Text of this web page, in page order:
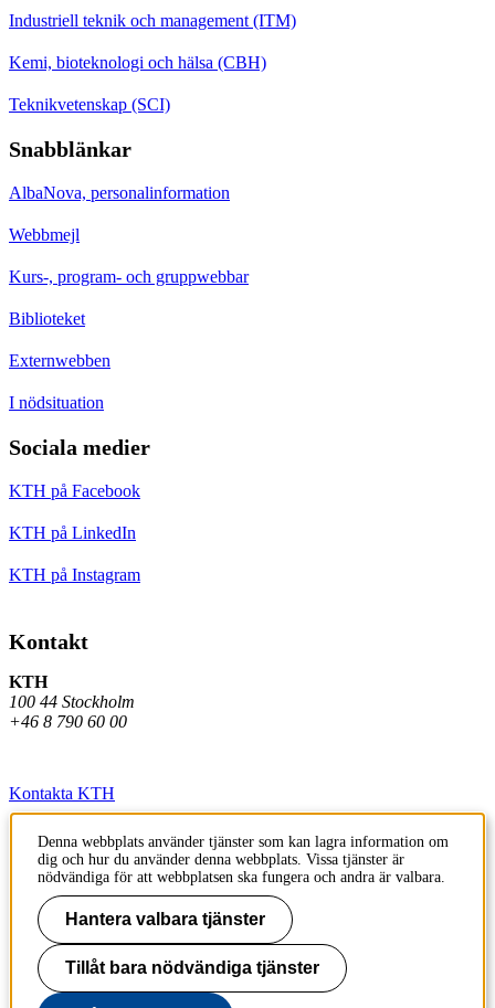
Industriell teknik och management (ITM)
Kemi, bioteknologi och hälsa (CBH)
Teknikvetenskap (SCI)
Snabblänkar
AlbaNova, personalinformation
Webbmejl
Kurs-, program- och gruppwebbar
Biblioteket
Externwebben
I nödsituation
Sociala medier
KTH på Facebook
KTH på LinkedIn
KTH på Instagram
Kontakt
KTH
100 44 Stockholm
+46 8 790 60 00
Kontakta KTH
Jobba på KTH
Press och media
Faktura och betalning KTH
Om KTH:s webbplatser
Tillgänglighetsredogörelse
Denna webbplats använder tjänster som kan lagra information om
dig och hur du använder denna webbplats. Vissa tjänster är
nödvändiga för att webbplatsen ska fungera och andra är valbara.
Hantera valbara tjänster
Tillåt bara nödvändiga tjänster